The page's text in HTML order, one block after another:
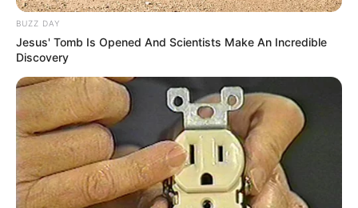
BUZZ DAY
Jesus' Tomb Is Opened And Scientists Make An Incredible
Discovery